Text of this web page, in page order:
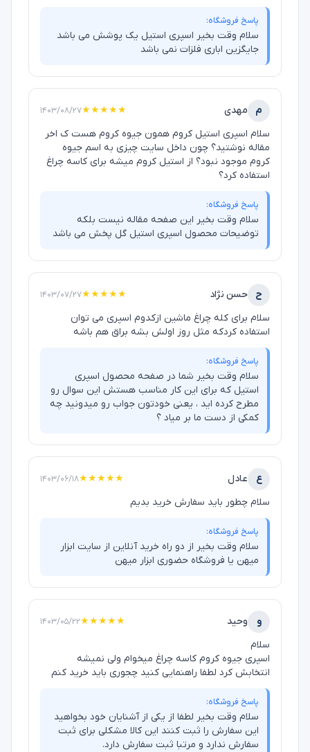
پاسخ فروشگاه:
سلام وقت بخیر اسپری استیل یک پوشش می باشد
جایگزین اباری فلزات نمی باشد
م مهدی ★★★★★۱۴۰۳/۰۸/۲۷
سلام اسپری استیل کروم همون جیوه کروم هست ک اخر
مقاله نوشتید؟ چون داخل سایت چیزی به اسم جیوه
کروم موجود نبود؟ از استیل کروم میشه برای کاسه چراغ
استفاده کرد؟
پاسخ فروشگاه:
سلام وقت بخیر این صفحه مقاله نیست بلکه
توضیحات محصول اسپری استیل گل پخش می باشد
ح حسن نژاد ★★★★★۱۴۰۳/۰۷/۲۷
سلام برای کله چراغ ماشین ازکدوم اسپری می توان
استفاده کردکه مثل روز اولش بشه براق هم باشه
پاسخ فروشگاه:
سلام وقت بخیر شما در صفحه محصول اسپری
استیل که برای این کار مناسب هستش این سوال رو
مطرح کرده اید ، یعنی خودتون جواب رو میدونید چه
کمکی از دست ما بر میاد ؟
ع عادل ★★★★★۱۴۰۳/۰۶/۱۸
سلام چطور باید سفارش خرید بدیم
پاسخ فروشگاه:
سلام وقت بخیر از دو راه خرید آنلاین از سایت ابزار
میهن یا فروشگاه حضوری ابزار میهن
و وحید ★★★★★۱۴۰۳/۰۵/۲۲
سلام
اسپری جیوه کروم کاسه چراغ میخوام ولی نمیشه
انتخابش کرد لطفا راهنمایی کنید چجوری باید خرید کنم
پاسخ فروشگاه:
سلام وقت بخیر لطفا از یکی از آشنایان خود بخواهید
این سفارش را ثبت کنند این کالا مشکلی برای ثبت
سفارش ندارد و مرتبا ثبت سفارش دارد.